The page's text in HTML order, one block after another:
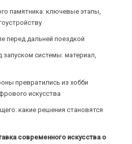
памятника: ключевые этапы,
перед дальней поездкой
системы: материал,
превратились из хобби
искусства
какие решения становятся
современного искусства о